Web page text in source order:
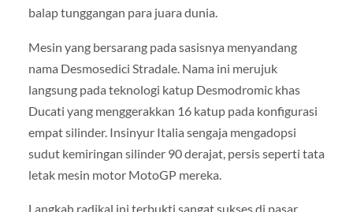
balap tunggangan para juara dunia.
Mesin yang bersarang pada sasisnya menyandang
nama Desmosedici Stradale. Nama ini merujuk
langsung pada teknologi katup Desmodromic khas
Ducati yang menggerakkan 16 katup pada konfigurasi
empat silinder. Insinyur Italia sengaja mengadopsi
sudut kemiringan silinder 90 derajat, persis seperti tata
letak mesin motor MotoGP mereka.
Langkah radikal ini terbukti sangat sukses di pasar